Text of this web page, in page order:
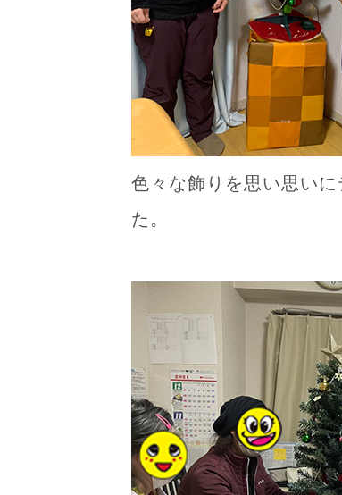
色々な飾りを思い思い
た。